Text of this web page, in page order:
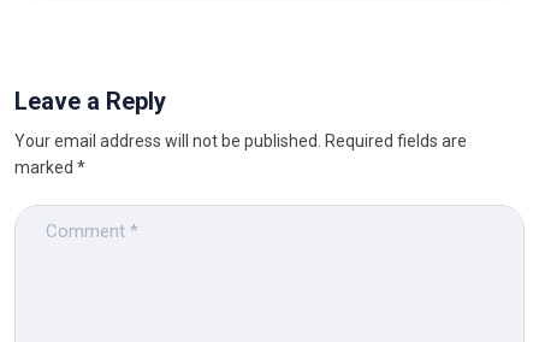
Leave a Reply
Your email address will not be published. Required fields are
marked *